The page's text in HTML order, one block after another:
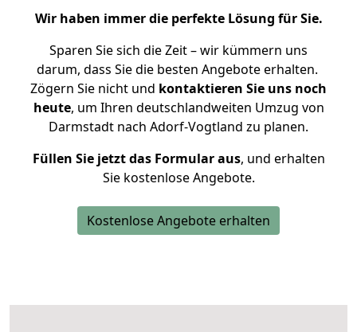
Wir haben immer die perfekte Lösung für Sie.
Sparen Sie sich die Zeit – wir kümmern uns
darum, dass Sie die besten Angebote erhalten.
Zögern Sie nicht und kontaktieren Sie uns noch
heute, um Ihren deutschlandweiten Umzug von
Darmstadt nach Adorf-Vogtland zu planen.
Füllen Sie jetzt das Formular aus, und erhalten
Sie kostenlose Angebote.
Kostenlose Angebote erhalten